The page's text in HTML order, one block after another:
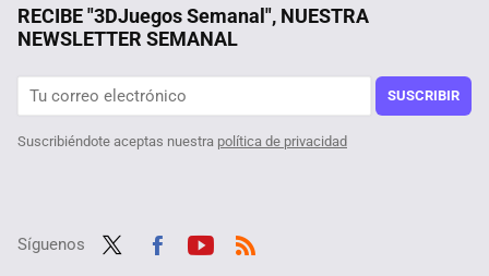
28 autoras para informarse y reflexionar sobre videojuegos
RECIBE "3DJuegos Semanal", NUESTRA
NEWSLETTER SEMANAL
SUSCRIBIR
Suscribiéndote aceptas nuestra política de privacidad
Síguenos